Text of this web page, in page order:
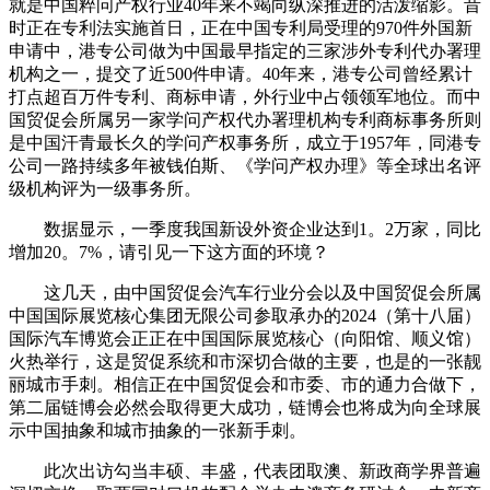
就是中国粹问产权行业40年来不竭向纵深推进的活泼缩影。昔
时正在专利法实施首日，正在中国专利局受理的970件外国新
申请中，港专公司做为中国最早指定的三家涉外专利代办署理
机构之一，提交了近500件申请。40年来，港专公司曾经累计
打点超百万件专利、商标申请，外行业中占领领军地位。而中
国贸促会所属另一家学问产权代办署理机构专利商标事务所则
是中国汗青最长久的学问产权事务所，成立于1957年，同港专
公司一路持续多年被钱伯斯、《学问产权办理》等全球出名评
级机构评为一级事务所。
数据显示，一季度我国新设外资企业达到1。2万家，同比
增加20。7%，请引见一下这方面的环境？
这几天，由中国贸促会汽车行业分会以及中国贸促会所属
中国国际展览核心集团无限公司参取承办的2024（第十八届）
国际汽车博览会正正在中国国际展览核心（向阳馆、顺义馆）
火热举行，这是贸促系统和市深切合做的主要，也是的一张靓
丽城市手刺。相信正在中国贸促会和市委、市的通力合做下，
第二届链博会必然会取得更大成功，链博会也将成为向全球展
示中国抽象和城市抽象的一张新手刺。
此次出访勾当丰硕、丰盛，代表团取澳、新政商学界普遍